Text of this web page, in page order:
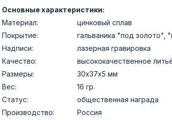
Основные характеристики:
Материал:
цинковый сплав
Покрытие:
гальваника "под золото",
Надписи:
лазерная гравировка
Качество:
высококачественное
Размеры:
30х37х5 мм
Вес:
16 гр.
Статус:
общественная награда
Производство:
Россия